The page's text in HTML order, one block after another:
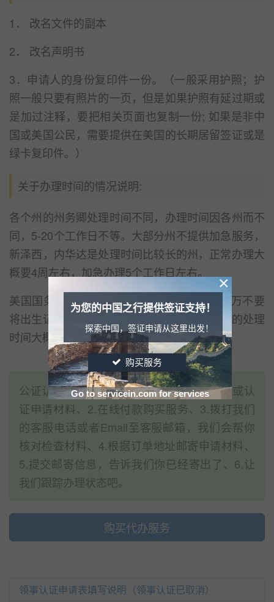
1． 改名文件的副本
2． 改名声明书
3．申请人的身份复印件一份。（一般采用护照；护
照一般只要有照片的一页，但是如果护照有延过期或
是加过注释，要把相关页面也复制一份; 如果是非中
国或美国公民，需要提供在美国的长期居留签证或是
绿卡复印件。）
关于办理时间的情况说明:
各个州的州务卿处理时间不同，办理时间因各州而不
同，5-20个工作日不等。大部分州不提供加急服务，
新泽西，内华达是处理时间比较长的州，正常办理大
概要4周左右，加急办理5个工作日左右。
美国国务院正常处理时间为4-5个工作日，千万不要
将出生证邮寄至国务院办理出生证认证，邮寄的处理
时间大概在1个月左右。
公证认证代办服务流程：1.准备所需的公证或认
证申请材料、2.在线付款购买服务、3.拨打我们
的客服电话或者Email至客服邮箱，我们会帮你
核对检查材料、4.根据订单地址邮寄申请材料、
5.提交邮寄信息，告诉我们你已经寄出了、6.让
我们跟踪办理状态吧。
购买代办服务
领事认证申请表填写说明（领事认证已取消）
为您的中国之行提供签证支持！
探索中国，签证申请从这里出发！
×
购买服务
Go to servicein.com for services